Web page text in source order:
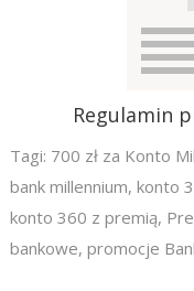
Regulamin
Tagi: 700 zł za Konto
bank millennium, konto
konto 360 z premią,
bankowe, promocje